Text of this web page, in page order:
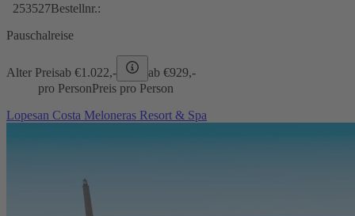
253527Bestellnr.:
Pauschalreise
Alter Preisab €1.022,- ab €929,-
pro PersonPreis pro Person
Lopesan Costa Meloneras Resort & Spa